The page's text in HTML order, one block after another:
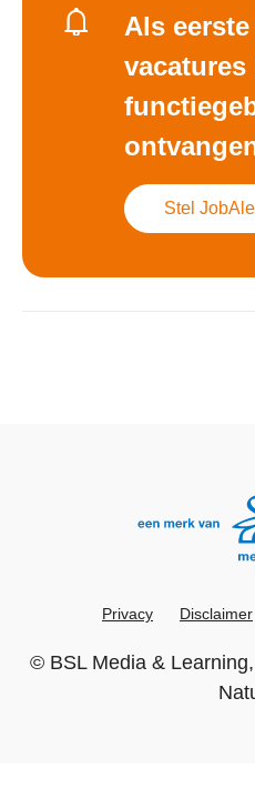
Als
Stel
Privacy Disclaimer
© BSL Media & Learning